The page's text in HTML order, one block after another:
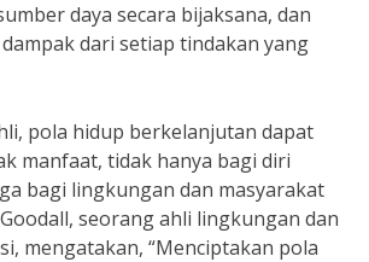
daya secara bijaksana, dan
dari setiap tindakan yang
pola hidup berkelanjutan dapat
manfaat, tidak hanya bagi diri
bagi lingkungan dan masyarakat
seorang ahli lingkungan dan
mengatakan, “Menciptakan pola